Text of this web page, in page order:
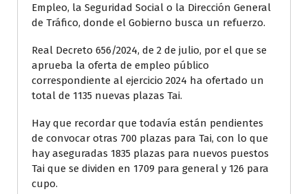
Empleo, la Seguridad Social o la Dirección General
de Tráfico, donde el Gobierno busca un refuerzo.
Real Decreto 656/2024, de 2 de julio, por el que se
aprueba la oferta de empleo público
correspondiente al ejercicio 2024 ha ofertado un
total de 1135 nuevas plazas Tai.
Hay que recordar que todavía están pendientes
de convocar otras 700 plazas para Tai, con lo que
hay aseguradas 1835 plazas para nuevos puestos
Tai que se dividen en 1709 para general y 126 para
cupo.